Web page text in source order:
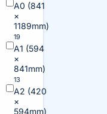
A0 (841
×
1189mm)
19
A1 (594
×
841mm)
13
A2 (420
×
594mm)